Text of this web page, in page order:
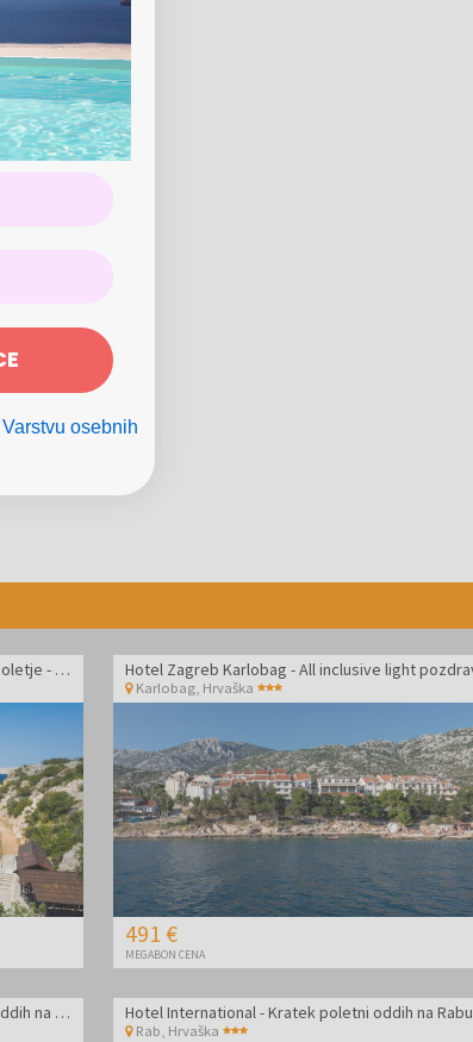
bo
in
Več...
Hotel Zagreb Karlobag - All inclusive light poletje - Soba z balkonom
Karlobag, Hrvaška
491 €
MEGABON CENA
Sunny Krk by Valamar - Družinski jesenski oddih na Krku Hotel International - Kratek poletni oddih na Rabu
Rab, Hrvaška
osebnih